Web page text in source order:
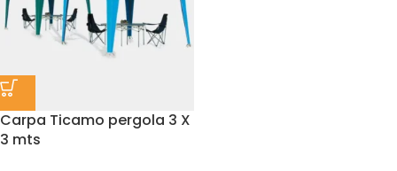
Carpa Ticamo pergola 3 X
3 mts